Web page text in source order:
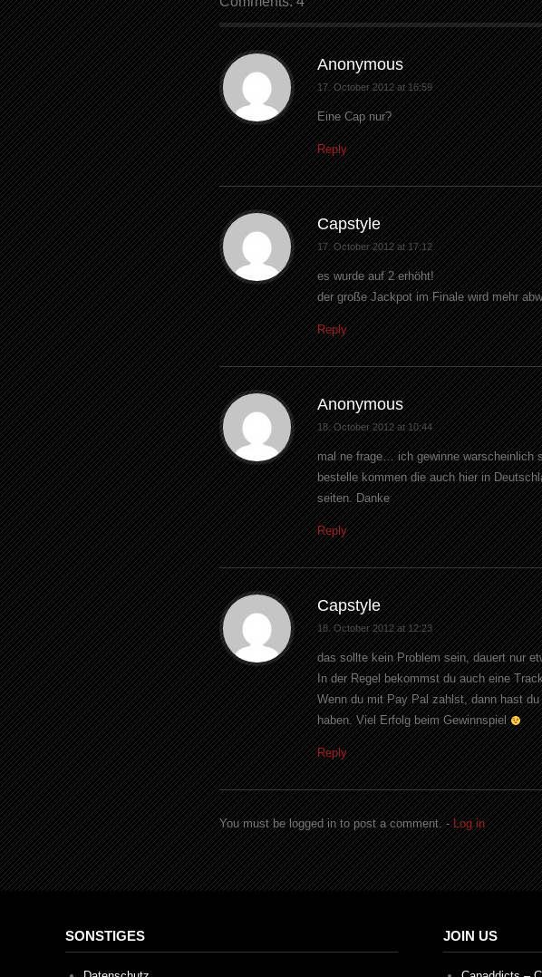
Anonymous
17. October 2012 at 16:59
Eine Cap nur?
Reply
Capstyle
17. October 2012 at 17:12
es wurde auf 2 erhöht!
der große Jackpot im Finale wird mehr
Reply
Anonymous
18. October 2012 at 10:44
mal ne frage… ich gewinne warscheinlich
bestelle kommen die auch hier in
seiten. Danke
Reply
Capstyle
18. October 2012 at 12:23
das sollte kein Problem sein, dauert nur
In der Regel bekommst du auch eine
Wenn du mit Pay Pal zahlst, dann hast
haben. Viel Erfolg beim Gewinnspiel
Reply
You must be logged in to post a comment. -Log in
SONSTIGES JOIN US